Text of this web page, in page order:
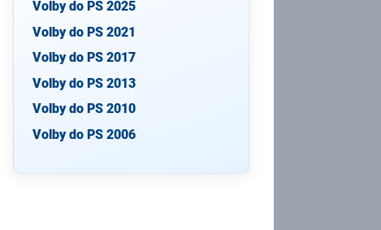
Volby do PS 2025
Volby do PS 2021
Volby do PS 2017
Volby do PS 2013
Volby do PS 2010
Volby do PS 2006